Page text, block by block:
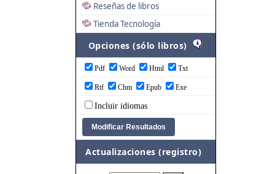
Reseñas de libros
Tienda Tecnología
Opciones (sólo libros)
Pdf Word Html Txt
Rtf Chm Epub Exe
Incluir idiomas
Actualizaciones (registro)